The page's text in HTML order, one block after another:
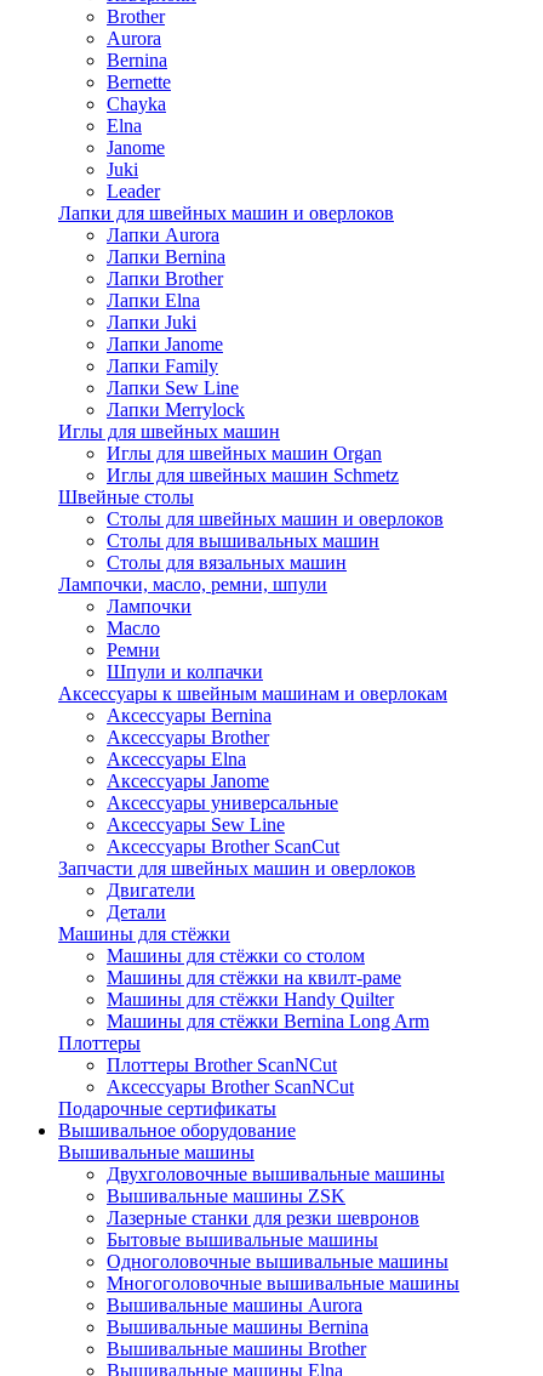
Brother
Aurora
Bernina
Bernette
Chayka
Elna
Janome
Juki
Leader
Лапки для швейных машин и оверлоков
Лапки Aurora
Лапки Bernina
Лапки Brother
Лапки Elna
Лапки Juki
Лапки Janome
Лапки Family
Лапки Sew Line
Лапки Merrylock
Иглы для швейных машин
Иглы для швейных машин Organ
Иглы для швейных машин Schmetz
Швейные столы
Столы для швейных машин и оверлоков
Столы для вышивальных машин
Столы для вязальных машин
Лампочки, масло, ремни, шпули
Лампочки
Масло
Ремни
Шпули и колпачки
Аксессуары к швейным машинам и оверлокам
Аксессуары Bernina
Аксессуары Brother
Аксессуары Elna
Аксессуары Janome
Аксессуары универсальные
Аксессуары Sew Line
Аксессуары Brother ScanCut
Запчасти для швейных машин и оверлоков
Двигатели
Детали
Машины для стёжки
Машины для стёжки со столом
Машины для стёжки на квилт-раме
Машины для стёжки Handy Quilter
Машины для стёжки Bernina Long Arm
Плоттеры
Плоттеры Brother ScanNCut
Аксессуары Brother ScanNCut
Подарочные сертификаты
Вышивальное оборудование
Вышивальные машины
Двухголовочные вышивальные машины
Вышивальные машины ZSK
Лазерные станки для резки шевронов
Бытовые вышивальные машины
Одноголовочные вышивальные машины
Многоголовочные вышивальные машины
Вышивальные машины Aurora
Вышивальные машины Bernina
Вышивальные машины Brother
Вышивальные машины Elna